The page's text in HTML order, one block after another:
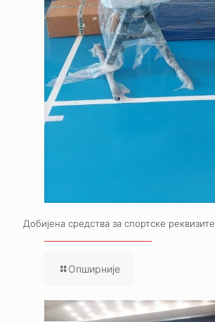
Добијена средства за спортске реквизите
Опширније